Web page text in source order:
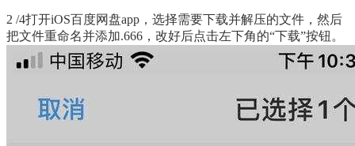
2 /4打开iOS百度网盘app，选择需要下载并解压的文件，然后
把文件重命名并添加.666，改好后点击左下角的“下载”按钮。